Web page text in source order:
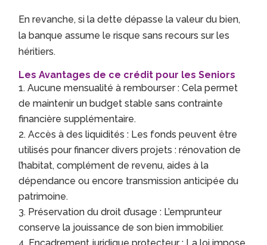
En revanche, si la dette dépasse la valeur du bien,
la banque assume le risque sans recours sur les
héritiers.
Les Avantages de ce crédit pour les Seniors
Aucune mensualité à rembourser : Cela permet
de maintenir un budget stable sans contrainte
financière supplémentaire.
Accès à des liquidités : Les fonds peuvent être
utilisés pour financer divers projets : rénovation de
l’habitat, complément de revenu, aides à la
dépendance ou encore transmission anticipée du
patrimoine.
Préservation du droit d’usage : L’emprunteur
conserve la jouissance de son bien immobilier.